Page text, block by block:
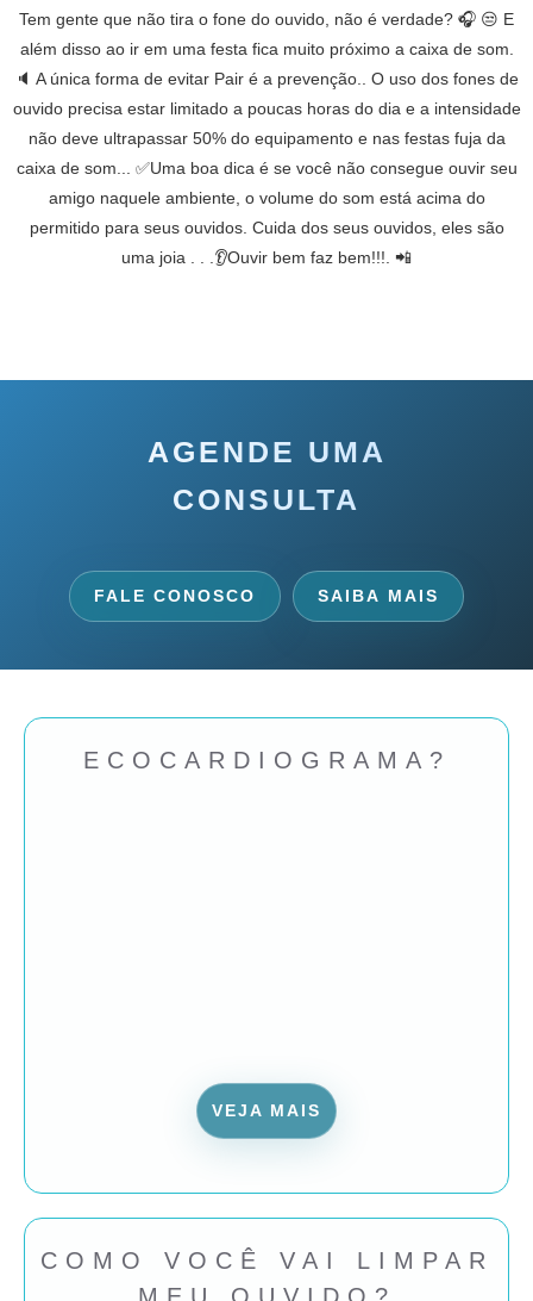
Tem gente que não tira o fone do ouvido, não é verdade? 🎧 😒 E
além disso ao ir em uma festa fica muito próximo a caixa de som.
🔈 A única forma de evitar Pair é a prevenção.. O uso dos fones de
ouvido precisa estar limitado a poucas horas do dia e a intensidade
não deve ultrapassar 50% do equipamento e nas festas fuja da
caixa de som... ✅Uma boa dica é se você não consegue ouvir seu
amigo naquele ambiente, o volume do som está acima do
permitido para seus ouvidos. Cuida dos seus ouvidos, eles são
uma joia . . .👂Ouvir bem faz bem!!!. 📲
AGENDE UMA
CONSULTA
FALE CONOSCO SAIBA MAIS
ECOCARDIOGRAMA?
VEJA MAIS
COMO VOCÊ VAI LIMPAR